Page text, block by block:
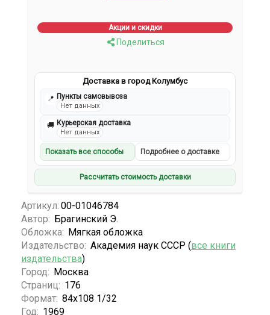
Акции и скидки
Поделиться
Доставка в город Колумбус
📍 Пункты самовывоза
Нет данных
🚚 Курьерская доставка
Нет данных
Показать все способы Подробнее о доставке
Рассчитать стоимость доставки
Артикул: 00-01046784
Автор: Брагинский Э.
Обложка: Мягкая обложка
Издательство: Академия наук СССР (все книги
издательства)
Город: Москва
Страниц: 176
Формат: 84x108 1/32
Год: 1969